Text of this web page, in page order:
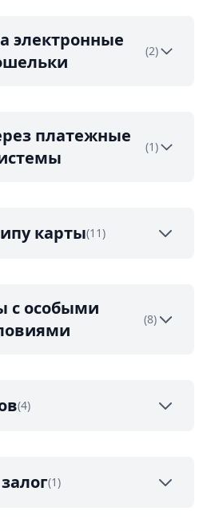
электронные
(2)
платежные
(1)
карты(11)
с особыми
(8)
(4)
(1)